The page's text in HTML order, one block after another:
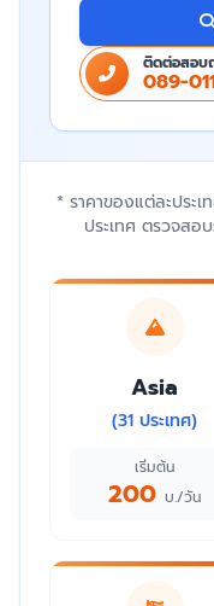
ติดต่อสอบ
089-
* ราคาของแต่ละประเ
ประเทศ ตรวจสอ
Asia
(31 ประเทศ)
เริ่มต้น
200 บ./วัน